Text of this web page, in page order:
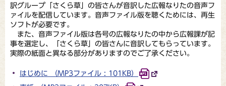
訳グループ「さくら草」の皆さんが音訳した広報なりたの音声フ
ァイルを配信しています。音声ファイル版を聴くためには、再生
ソフトが必要です。
また、音声ファイル版は各号の広報なりたの中から広報課が記
事を選定し、「さくら草」の皆さんに音訳してもらっています。
実際の紙面と異なる部分がありますのでご了承ください。
はじめに （MP3ファイル : 101KB）